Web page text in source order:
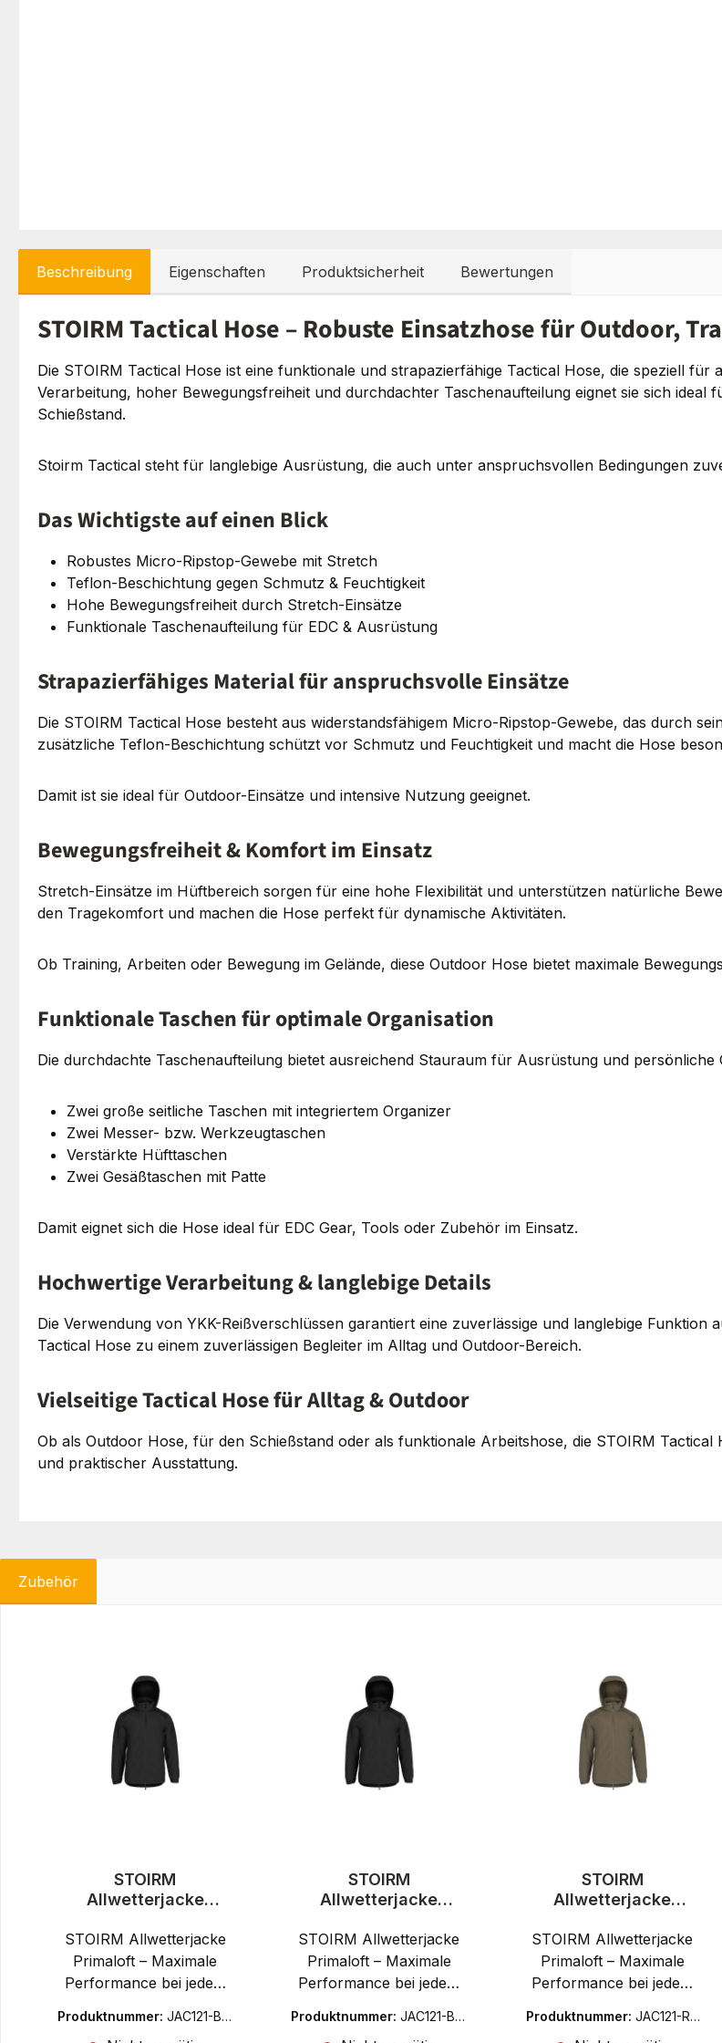
Beschreibung Eigenschaften Produktsicherheit Bewertungen
STOIRM Tactical Hose – Robuste Einsatzhose für Outdoor,
Die STOIRM Tactical Hose ist eine funktionale und strapazierfähige Tactical Hose, die speziell
Verarbeitung, hoher Bewegungsfreiheit und durchdachter Taschenaufteilung eignet sie sich ideal
Schießstand.
Stoirm Tactical steht für langlebige Ausrüstung, die auch unter anspruchsvollen Bedingungen
Das Wichtigste auf einen Blick
Robustes Micro-Ripstop-Gewebe mit Stretch
Teflon-Beschichtung gegen Schmutz & Feuchtigkeit
Hohe Bewegungsfreiheit durch Stretch-Einsätze
Funktionale Taschenaufteilung für EDC & Ausrüstung
Strapazierfähiges Material für anspruchsvolle Einsätze
Die STOIRM Tactical Hose besteht aus widerstandsfähigem Micro-Ripstop-Gewebe, das durch
zusätzliche Teflon-Beschichtung schützt vor Schmutz und Feuchtigkeit und macht die Hose
Damit ist sie ideal für Outdoor-Einsätze und intensive Nutzung geeignet.
Bewegungsfreiheit & Komfort im Einsatz
Stretch-Einsätze im Hüftbereich sorgen für eine hohe Flexibilität und unterstützen natürliche
den Tragekomfort und machen die Hose perfekt für dynamische Aktivitäten.
Ob Training, Arbeiten oder Bewegung im Gelände, diese Outdoor Hose bietet maximale
Funktionale Taschen für optimale Organisation
Die durchdachte Taschenaufteilung bietet ausreichend Stauraum für Ausrüstung und persönliche
Zwei große seitliche Taschen mit integriertem Organizer
Zwei Messer- bzw. Werkzeugtaschen
Verstärkte Hüfttaschen
Zwei Gesäßtaschen mit Patte
Damit eignet sich die Hose ideal für EDC Gear, Tools oder Zubehör im Einsatz.
Hochwertige Verarbeitung & langlebige Details
Die Verwendung von YKK-Reißverschlüssen garantiert eine zuverlässige und langlebige
Tactical Hose zu einem zuverlässigen Begleiter im Alltag und Outdoor-Bereich.
Vielseitige Tactical Hose für Alltag & Outdoor
Ob als Outdoor Hose, für den Schießstand oder als funktionale Arbeitshose, die STOIRM
und praktischer Ausstattung.
Zubehör
STOIRM
Allwetterjacke
Jacke
STOIRM Allwetterjacke
Primaloft – Maximale
Performance bei jedem
Allwetterjacke Primaloft
Produktnummer: JAC121-BK-
STOIRM
Allwetterjacke
Jacke
STOIRM Allwetterjacke
Primaloft – Maximale
Performance bei jedem
Allwetterjacke Primaloft
Produktnummer:JAC121-BK-
STOIRM
Allwetterjacke
Jacke
STOIRM Allwetterjacke
Primaloft – Maximale
Performance bei jedem
Allwetterjacke Primaloft
Produktnummer: JAC121-RG